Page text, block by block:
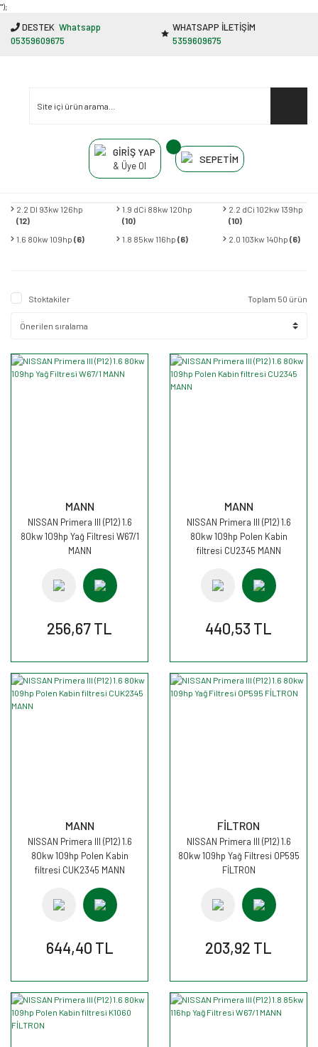
"');
DESTEK Whatsapp
05359609675
WHATSAPP İLETİŞİM
5359609675
GİRİŞ YAP
& Üye Ol
SEPETİM
2.2 DI 93kw 126hp
(12)
1.9 dCi 88kw 120hp
(10)
2.2 dCi 102kw 139hp
(10)
1.6 80kw 109hp (6) 1.8 85kw 116hp(6) 2.0 103kw 140hp (6)
Stoktakiler Toplam 50 ürün
MANN
NISSAN Primera III (P12) 1.6
80kw 109hp Yağ Filtresi W67/1
MANN
256,67 TL
MANN
NISSAN Primera III (P12) 1.6
80kw 109hp Polen Kabin
filtresi CU2345 MANN
440,53 TL
MANN
NISSAN Primera III (P12) 1.6
80kw 109hp Polen Kabin
filtresi CUK2345 MANN
644,40 TL
FİLTRON
NISSAN Primera III (P12) 1.6
80kw 109hp Yağ Filtresi OP595
FİLTRON
203,92 TL